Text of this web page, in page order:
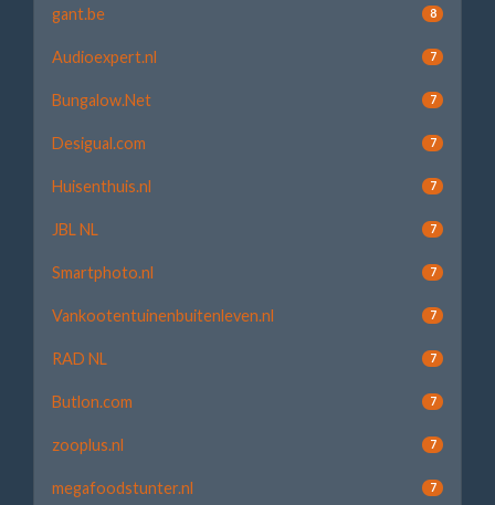
gant.be 8
Audioexpert.nl 7
Bungalow.Net 7
Desigual.com 7
Huisenthuis.nl 7
JBL NL 7
Smartphoto.nl 7
Vankootentuinenbuitenleven.nl 7
RAD NL 7
Butlon.com 7
zooplus.nl 7
megafoodstunter.nl 7